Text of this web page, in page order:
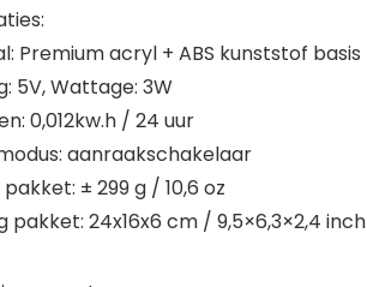
Premium acryl + ABS kunststof basis
5V, Wattage: 3W
0,012kw.h / 24 uur
aanraakschakelaar
± 299 g / 10,6 oz
pakket: 24x16x6 cm / 9,5×6,3×2,4 inch